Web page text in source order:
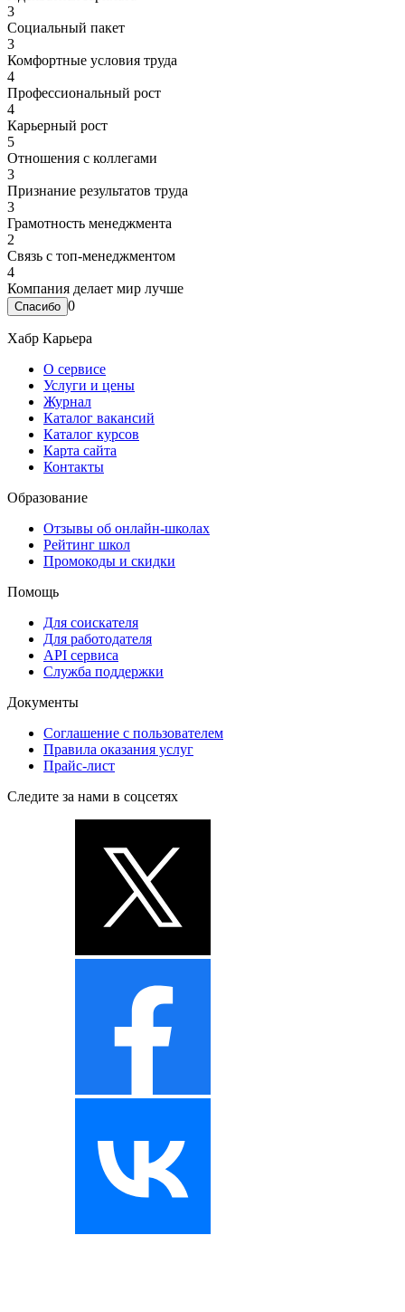
3
Социальный пакет
3
Комфортные условия труда
4
Профессиональный рост
4
Карьерный рост
5
Отношения с коллегами
3
Признание результатов труда
3
Грамотность менеджмента
2
Связь с топ-менеджментом
4
Компания делает мир лучше
0
Хабр Карьера
О сервисе
Услуги и цены
Журнал
Каталог вакансий
Каталог курсов
Карта сайта
Контакты
Образование
Отзывы об онлайн-школах
Рейтинг школ
Промокоды и скидки
Помощь
Для соискателя
Для работодателя
API сервиса
Служба поддержки
Документы
Соглашение с пользователем
Правила оказания услуг
Прайс-лист
Следите за нами в соцсетях